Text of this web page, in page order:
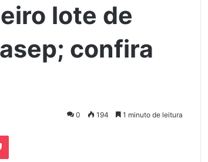
lote de
confira
0 194 1 minuto de leitura